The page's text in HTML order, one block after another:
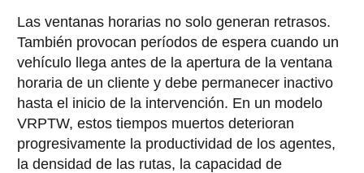
Las ventanas horarias no solo generan retrasos.
También provocan períodos de espera cuando un
vehículo llega antes de la apertura de la ventana
horaria de un cliente y debe permanecer inactivo
hasta el inicio de la intervención. En un modelo
VRPTW, estos tiempos muertos deterioran
progresivamente la productividad de los agentes,
la densidad de las rutas, la capacidad de